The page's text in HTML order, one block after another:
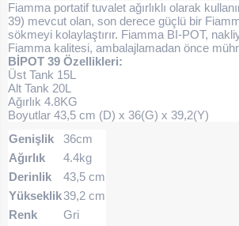
Fiamma portatif tuvalet ağırlıklı olarak
39) mevcut olan, son derece güçlü bir
sökmeyi kolaylaştırır. Fiamma BI-POT,
Fiamma kalitesi, ambalajlamadan önce
BİPOT 39 Özellikleri:
Üst Tank 15L
Alt Tank 20L
Ağırlık 4.8KG
Boyutlar 43,5 cm (D) x 36(G) x 39,2(Y)
Genişlik
36cm
Ağırlık
4.4kg
Derinlik
43,5 cm
Yükseklik39,2 cm
Renk
Gri